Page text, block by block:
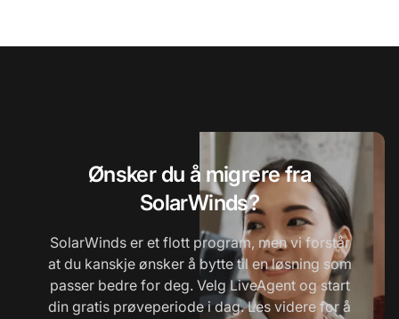
Ønsker du å migrere fra
SolarWinds?
SolarWinds er et flott program, men vi forstår
at du kanskje ønsker å bytte til en løsning som
passer bedre for deg. Velg LiveAgent og start
din gratis prøveperiode i dag. Les videre for å